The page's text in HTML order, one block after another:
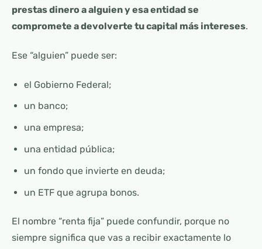
prestas dinero a alguien y esa entidad se
compromete a devolverte tu capital más intereses.
Ese “alguien” puede ser:
el Gobierno Federal;
un banco;
una empresa;
una entidad pública;
un fondo que invierte en deuda;
un ETF que agrupa bonos.
El nombre “renta fija” puede confundir, porque no
siempre significa que vas a recibir exactamente lo